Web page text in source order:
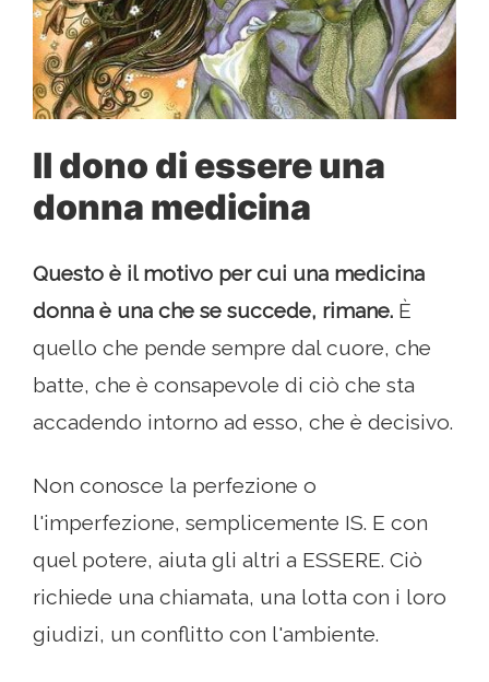
Il dono di essere una
donna medicina
Questo è il motivo per cui una medicina
donna è una che se succede, rimane. È
quello che pende sempre dal cuore, che
batte, che è consapevole di ciò che sta
accadendo intorno ad esso, che è decisivo.
Non conosce la perfezione o
l'imperfezione, semplicemente IS. E con
quel potere, aiuta gli altri a ESSERE. Ciò
richiede una chiamata, una lotta con i loro
giudizi, un conflitto con l'ambiente.